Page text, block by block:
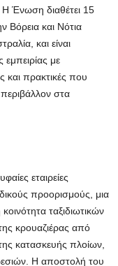
Η Ένωση διαθέτει 15
και Νότια
και είναι
εμπειρίας με
και πρακτικές που
στα
εταιρείες
προορισμούς, μια
ταξιδιωτικών
κρουαζιέρας από
κατασκευής πλοίων,
Η αποστολή του